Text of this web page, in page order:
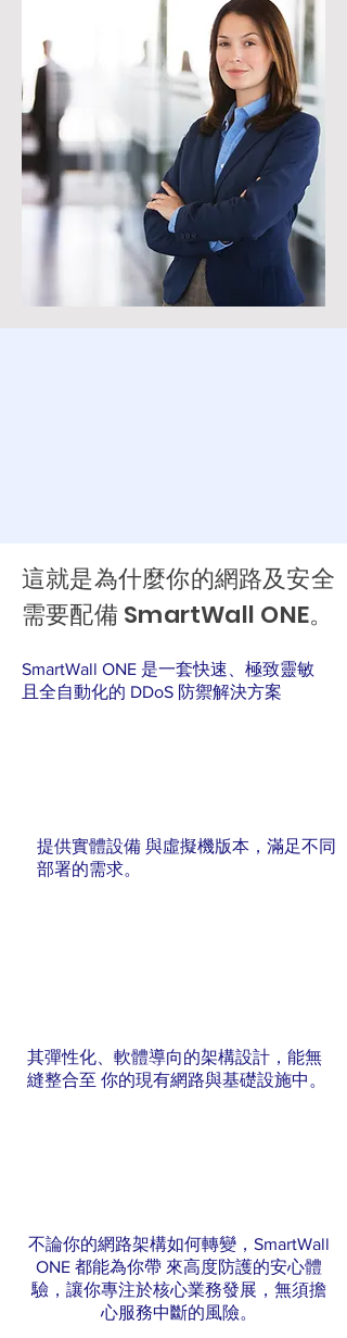
這就是為什麼你的網路及安全
需要配備 SmartWall ONE。
SmartWall ONE 是一套快速、極致靈敏
且全自動化的 DDoS 防禦解決方案
提供實體設備 與虛擬機版本，滿足不同
部署的需求。
其彈性化、軟體導向的架構設計，能無
縫整合至 你的現有網路與基礎設施中。
不論你的網路架構如何轉變，SmartWall
ONE 都能為你帶 來高度防護的安心體
驗，讓你專注於核心業務發展，無須擔
心服務中斷的風險。